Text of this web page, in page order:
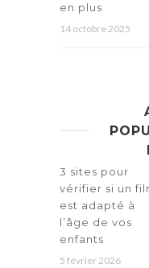
en plus
14 octobre 2025
3 sites pour
vérifier si un
est adapté à
l’âge de vos
enfants
5 février 2026